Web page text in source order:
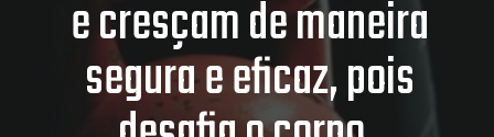
e cresçam de maneira
segura e eficaz, pois